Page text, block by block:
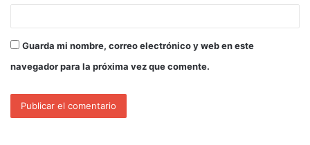
Guarda mi nombre, correo electrónico y web en este
navegador para la próxima vez que comente.